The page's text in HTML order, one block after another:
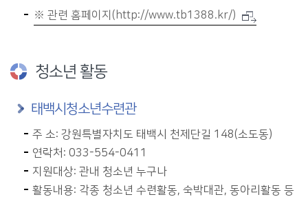
※ 관련 홈페이지(http://www.tb1388.kr/)
청소년 활동
태백시청소년수련관
주 소: 강원특별자치도 태백시 천제단길 148(소도동)
연락처: 033-554-0411
지원대상: 관내 청소년 누구나
활동내용: 각종 청소년 수련활동, 숙박대관, 동아리활동 등